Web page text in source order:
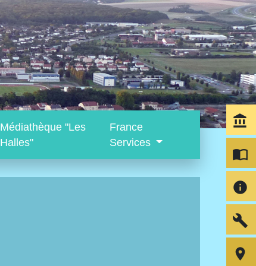
Médiathèque "Les
Halles"
France
Services
account_balance
import_contacts
info
build
room